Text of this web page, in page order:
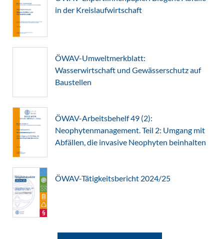
in der Kreislaufwirtschaft
ÖWAV-Umweltmerkblatt:
Wasserwirtschaft und Gewässerschutz auf
Baustellen
ÖWAV-Arbeitsbehelf 49 (2):
Neophytenmanagement. Teil 2: Umgang mit
Abfällen, die invasive Neophyten beinhalten
ÖWAV-Tätigkeitsbericht 2024/25